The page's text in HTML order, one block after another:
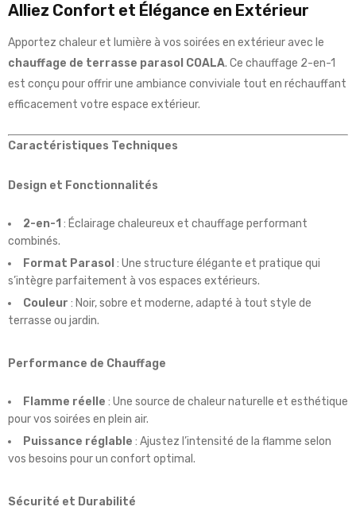
Alliez Confort et Élégance en Extérieur
Apportez chaleur et lumière à vos soirées en extérieur avec le
chauffage de terrasse parasol COALA. Ce chauffage 2-en-1
est conçu pour offrir une ambiance conviviale tout en réchauffant
efficacement votre espace extérieur.
Caractéristiques Techniques
Design et Fonctionnalités
2-en-1 : Éclairage chaleureux et chauffage performant
combinés.
Format Parasol : Une structure élégante et pratique qui
s’intègre parfaitement à vos espaces extérieurs.
Couleur : Noir, sobre et moderne, adapté à tout style de
terrasse ou jardin.
Performance de Chauffage
Flamme réelle : Une source de chaleur naturelle et esthétique
pour vos soirées en plein air.
Puissance réglable : Ajustez l’intensité de la flamme selon
vos besoins pour un confort optimal.
Sécurité et Durabilité